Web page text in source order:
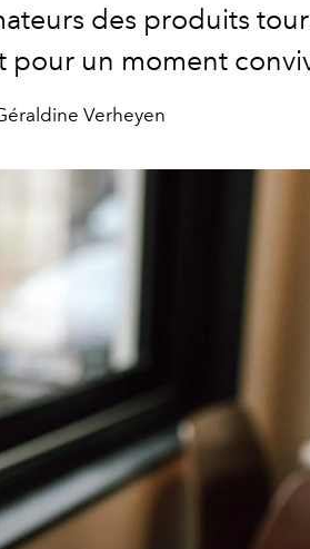
des produits
pour un moment
Verheyen